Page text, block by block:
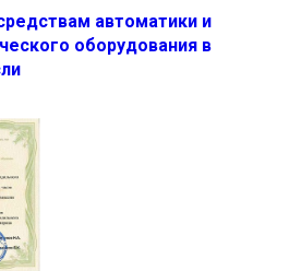
автоматики и
оборудования в